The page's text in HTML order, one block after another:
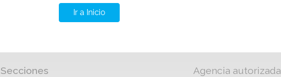
Ir a Inicio
Secciones Agencia autorizada